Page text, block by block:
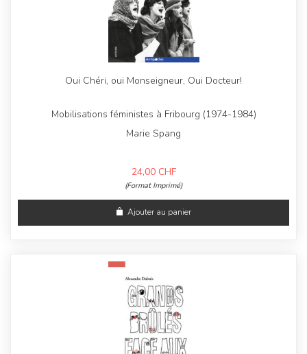
Oui Chéri, oui Monseigneur, Oui Docteur!
Mobilisations féministes à Fribourg (1974-1984)
Marie Spang
24,00 CHF
(Format Imprimé)
Ajouter au panier